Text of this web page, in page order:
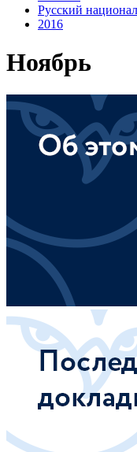
Русский
2016
Ноябрь